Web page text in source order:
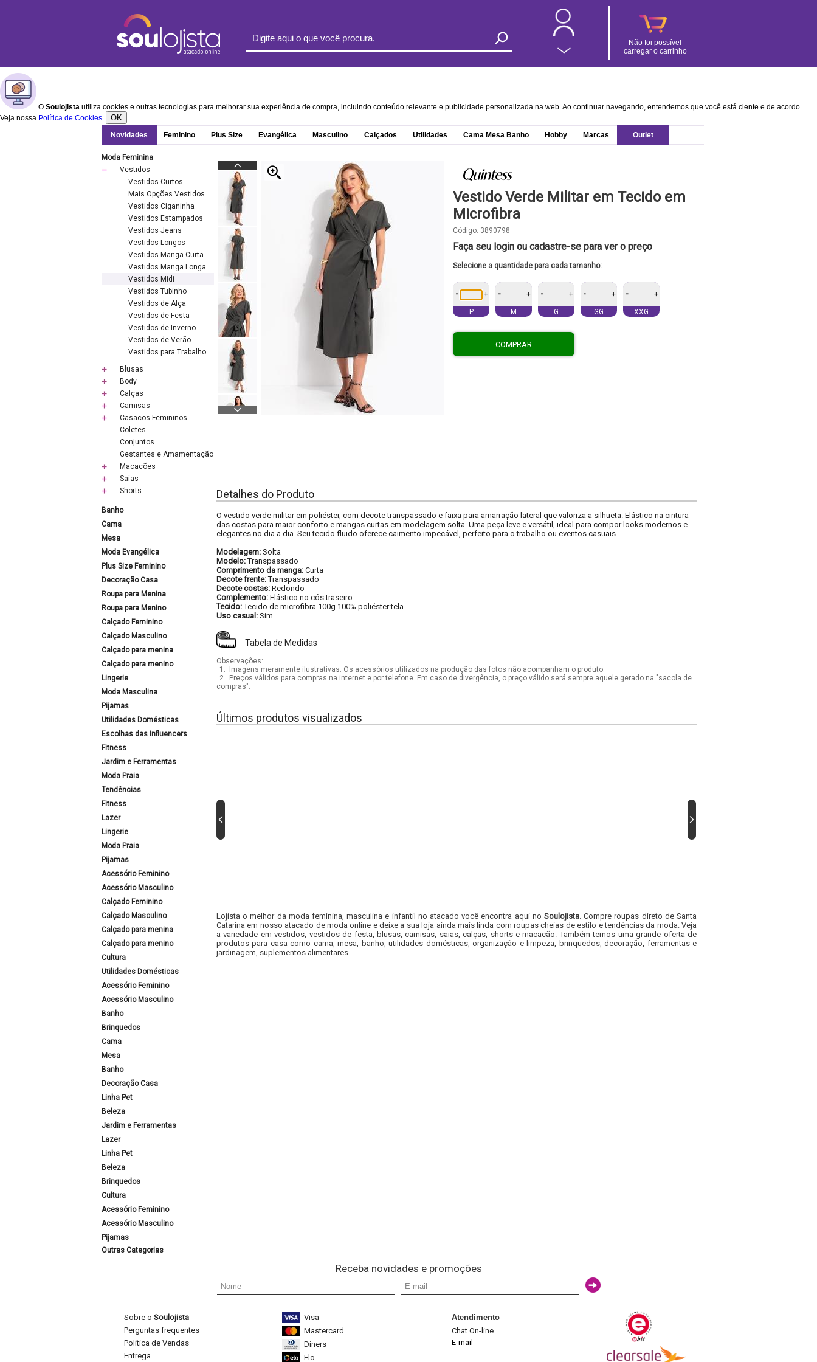
Não foi possível
carregar o carrinho
O Soulojista utiliza cookies e outras tecnologias para melhorar sua experiência de compra, incluindo conteúdo relevante e publicidade personalizada na web. Ao continuar navegando, entendemos que você está ciente e de acordo.
Veja nossa Política de Cookies. OK
Novidades Feminino Plus Size Evangélica Masculino Calçados Utilidades Cama Mesa Banho Hobby Marcas Outlet
Moda Feminina
Vestidos
Vestidos Curtos
Mais Opções Vestidos
Vestidos Ciganinha
Vestidos Estampados
Vestidos Jeans
Vestidos Longos
Vestidos Manga Curta
Vestidos Manga Longa
Vestidos Midi
Vestidos Tubinho
Vestidos de Alça
Vestidos de Festa
Vestidos de Inverno
Vestidos de Verão
Vestidos para Trabalho
Blusas
Body
Calças
Camisas
Casacos Femininos
Coletes
Conjuntos
Gestantes e Amamentação
Macacões
Saias
Shorts
Banho
Cama
Mesa
Moda Evangélica
Plus Size Feminino
Decoração Casa
Roupa para Menina
Roupa para Menino
Calçado Feminino
Calçado Masculino
Calçado para menina
Calçado para menino
Lingerie
Moda Masculina
Pijamas
Utilidades Domésticas
Escolhas das Influencers
Fitness
Jardim e Ferramentas
Moda Praia
Tendências
Fitness
Lazer
Lingerie
Moda Praia
Pijamas
Acessório Feminino
Acessório Masculino
Calçado Feminino
Calçado Masculino
Calçado para menina
Calçado para menino
Cultura
Utilidades Domésticas
Acessório Feminino
Acessório Masculino
Banho
Brinquedos
Cama
Mesa
Banho
Decoração Casa
Linha Pet
Beleza
Jardim e Ferramentas
Lazer
Linha Pet
Beleza
Brinquedos
Cultura
Acessório Feminino
Acessório Masculino
Pijamas
Outras Categorias
Vestido Verde Militar em Tecido em
Microfibra
Código: 3890798
Faça seu login ou cadastre-se para ver o preço
Selecione a quantidade para cada tamanho:
- +
P
- +
M
- +
G
- +
GG
- +
XXG
COMPRAR
Detalhes do Produto
O vestido verde militar em poliéster, com decote transpassado e faixa para amarração lateral que valoriza a silhueta. Elástico na cintura
das costas para maior conforto e mangas curtas em modelagem solta. Uma peça leve e versátil, ideal para compor looks modernos e
elegantes no dia a dia. Seu tecido fluido oferece caimento impecável, perfeito para o trabalho ou eventos casuais.
Modelagem: Solta
Modelo:Transpassado
Comprimento da manga: Curta
Decote frente:Transpassado
Decote costas: Redondo
Complemento: Elástico no cós traseiro
Tecido:Tecido de microfibra 100g 100% poliéster tela
Uso casual: Sim
Tabela de Medidas
Observações:
1.
Imagens meramente ilustrativas. Os acessórios utilizados na produção das fotos não acompanham o produto.
2.
Preços válidos para compras na internet e por telefone. Em caso de divergência, o preço válido será sempre aquele gerado na "sacola de
compras".
Últimos produtos visualizados
Lojista o melhor da moda feminina, masculina e infantil no atacado você encontra aqui no Soulojista. Compre roupas direto de Santa
Catarina em nosso atacado de moda online e deixe a sua loja ainda mais linda com roupas cheias de estilo e tendências da moda. Veja
a variedade em vestidos, vestidos de festa, blusas, camisas, saias, calças, shorts e macacão. Também temos uma grande oferta de
produtos para casa como cama, mesa, banho, utilidades domésticas, organização e limpeza, brinquedos, decoração, ferramentas e
jardinagem, suplementos alimentares.
Receba novidades e promoções
Sobre o Soulojista
Perguntas frequentes
Política de Vendas
Entrega
Visa
Mastercard
Diners
Elo
Atendimento
Chat On-line
E-mail